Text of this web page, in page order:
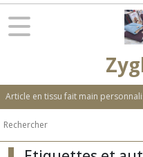
Article en tissu fait main
Tous
les
produits
Cartes
présentoirs
bijoux